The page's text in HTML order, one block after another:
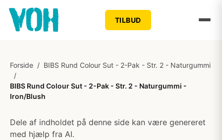
TILBUD
Forside / BIBS Rund Colour Sut - 2-Pak - Str. 2 - Naturgummi
/
BIBS Rund Colour Sut - 2-Pak - Str. 2 - Naturgummi -
Iron/Blush
Dele af indholdet på denne side kan være genereret
med hjælp fra AI.